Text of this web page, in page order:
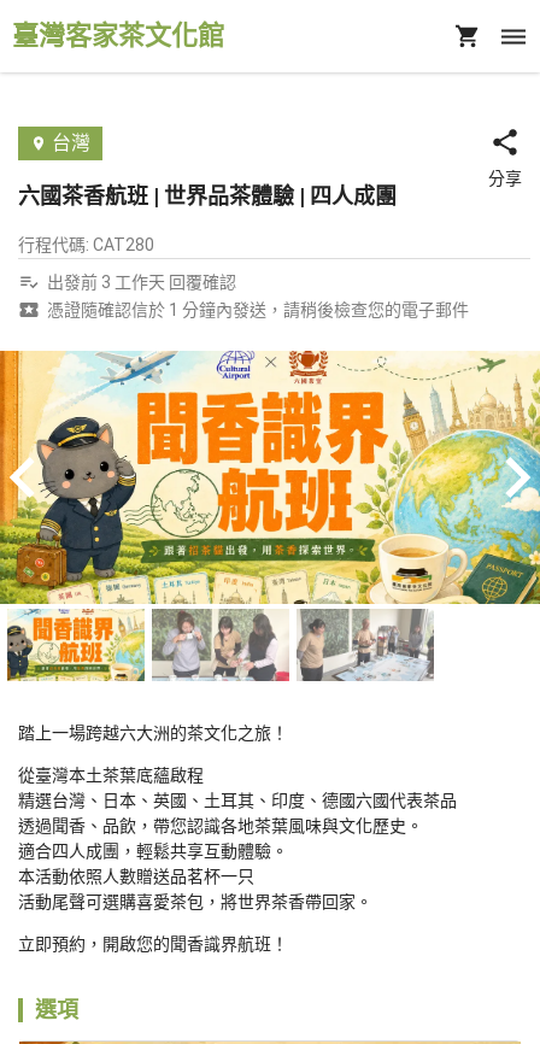
臺灣客家茶文化館
台灣
六國茶香航班 | 世界品茶體驗 | 四人成團
分享
行程代碼: CAT280
出發前 3 工作天 回覆確認
憑證隨確認信於 1 分鐘內發送，請稍後檢查您的電子郵件
踏上一場跨越六大洲的茶文化之旅！
從臺灣本土茶葉底蘊啟程
精選台灣、日本、英國、土耳其、印度、德國六國代表茶品
透過聞香、品飲，帶您認識各地茶葉風味與文化歷史。
適合四人成團，輕鬆共享互動體驗。
本活動依照人數贈送品茗杯一只
活動尾聲可選購喜愛茶包，將世界茶香帶回家。
立即預約，開啟您的聞香識界航班！
選項